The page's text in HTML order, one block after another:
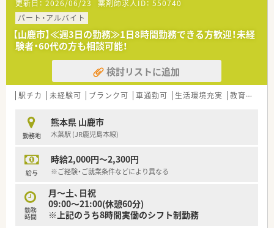
更新日： 2026/06/23 薬剤師求人ID： 550740
パート・アルバイト
【山鹿市】≪週3日の勤務≫1日8時間勤務できる方歓迎！未経
験者・60代の方も相談可能！
検討リストに追加
駅チカ 未経験可 ブランク可 車通勤可 生活環境充実 教育制度あり
勤務地
熊本県 山鹿市
木葉駅 (JR鹿児島本線)
給与
時給2,000円～2,300円
※ご経験・ご就業条件などにより異なる
勤務
時間
月～土、日祝
09:00～21:00(休憩60分)
※上記のうち8時間実働のシフト制勤務